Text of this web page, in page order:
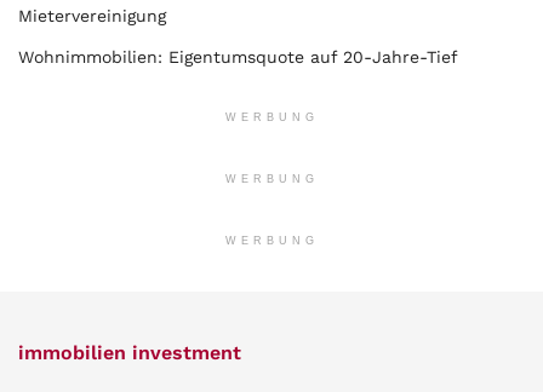
Mietervereinigung
Wohnimmobilien: Eigentumsquote auf 20-Jahre-Tief
WERBUNG
WERBUNG
WERBUNG
immobilien investment